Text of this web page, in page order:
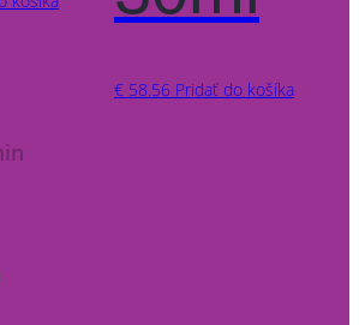
€58.56 Pridať do košíka